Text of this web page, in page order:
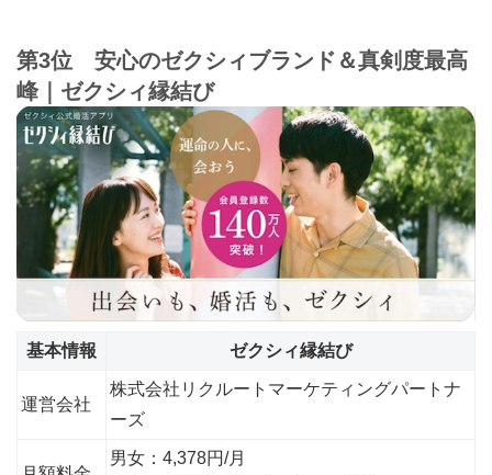
第3位 安心のゼクシィブランド＆真剣度最高
峰｜ゼクシィ縁結び
基本情報 ゼクシィ縁結び
運営会社
株式会社リクルートマーケティングパートナ
ーズ
男女：4,378円/月